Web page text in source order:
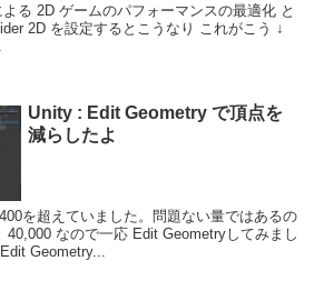
る 2D ゲームのパフォーマンスの最適化 と
2D を設定するとこうなり これがこう ↓
Unity : Edit Geometry で頂点を
減らしたよ
を超えていました。問題ない量ではあるの
40,000 なので一応 Edit Geometryしてみまし
Geometry...